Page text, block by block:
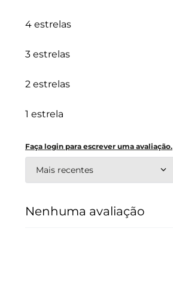
4 estrelas
3 estrelas
2 estrelas
1 estrela
Faça login para escrever uma avaliação.
Mais recentes
Nenhuma avaliação